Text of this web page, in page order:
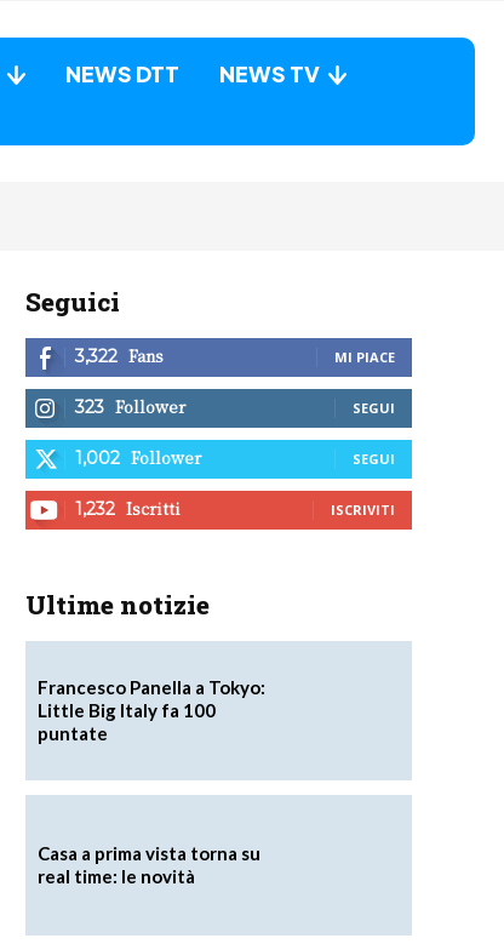
NEWS DTT
NEWS TV
Seguici
3,322 Fans MI PIACE
323 Follower SEGUI
1,002 Follower SEGUI
1,232 Iscritti ISCRIVITI
Ultime notizie
Francesco Panella a Tokyo:
Little Big Italy fa 100
puntate
Casa a prima vista torna su
real time: le novità